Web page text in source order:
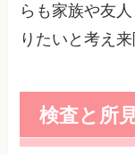
らも家族や友
りたいと考え来
検査と所